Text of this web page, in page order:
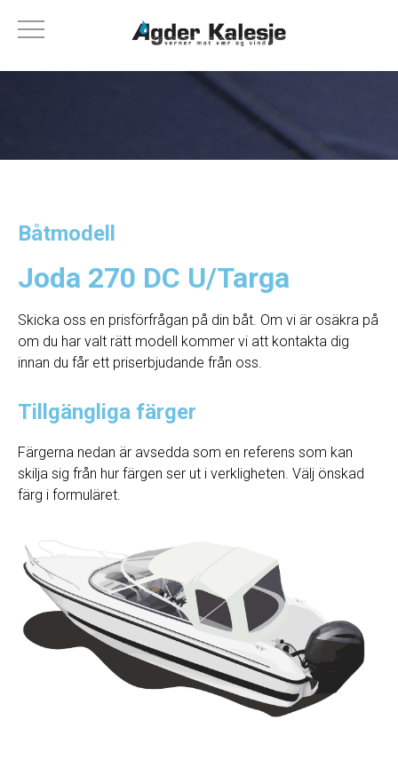
Båtmodell
Joda 270 DC U/Targa
Skicka oss en prisförfrågan på din båt. Om vi ​​är osäkra på
om du har valt rätt modell kommer vi att kontakta dig
innan du får ett priserbjudande från oss.
Tillgängliga färger
Färgerna nedan är avsedda som en referens som kan
skilja sig från hur färgen ser ut i verkligheten. Välj önskad
färg i formuläret.